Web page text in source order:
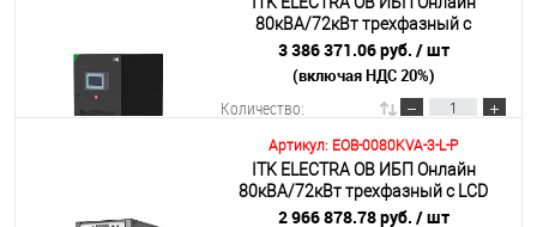
80кВА/72кВт трехфазный с
выходным трансформатором 360-
384VDC без АКБ с сенсорным
экраном
3 386 371.06 руб. / шт
(включая НДС 20%)
Количество:
В корзину
Артикул: EOB-0080KVA-3-L-P
ITK ELECTRA OB ИБП Онлайн
80кВА/72кВт трехфазный с LCD
дисплеем 384-480VDC без АКБ с
2 966 878.78 руб. / шт